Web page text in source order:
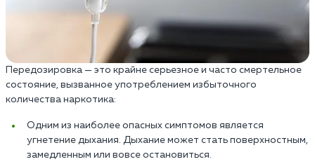
Передозировка — это крайне серьезное и часто смертельное
состояние, вызванное употреблением избыточного
количества наркотика:
Одним из наиболее опасных симптомов является
угнетение дыхания. Дыхание может стать поверхностным,
замедленным или вовсе остановиться.